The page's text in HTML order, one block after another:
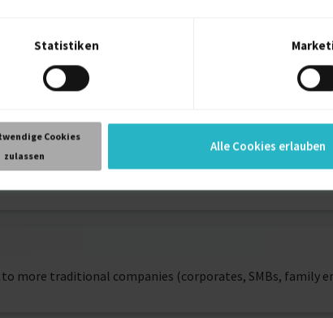
Statistiken
Cookies
zulassen
Alle Cookies erlauben
more traditional companies (corporates, SMBs, family